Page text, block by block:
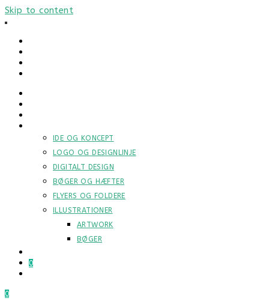
Skip to content
IDE OG KONCEPT
LOGO OG DESIGNLINJE
DIGITALT DESIGN
BØGER OG HÆFTER
FLYERS OG FOLDERE
ILLUSTRATIONER
ARTWORK
BØGER
0
0